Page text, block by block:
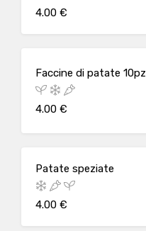
4.00 €
Faccine di patate 10pz
4.00 €
Patate speziate
4.00 €